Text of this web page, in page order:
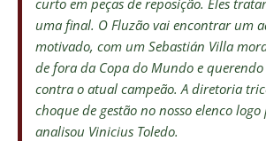
uma final. O Fluzão vai encontrar um
motivado, com um Sebastián Villa
de fora da Copa do Mundo e
contra o atual campeão. A diretoria
choque de gestão no nosso elenco logo
analisou Vinicius Toledo.